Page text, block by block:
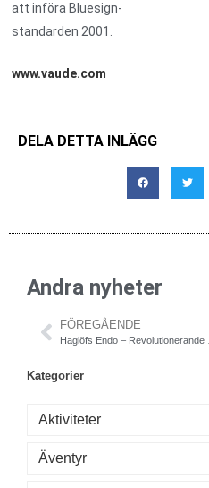
att införa Bluesign-
standarden 2001.
www.vaude.com
DELA DETTA INLÄGG
Andra nyheter
FÖREGÅENDE
Kategorier
Aktiviteter
Äventyr